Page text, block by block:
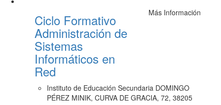
Ciclo Formativo
Administración de
Sistemas
Informáticos en
Red
Más Información
Instituto de Educación Secundaria DOMINGO
PÉREZ MINIK, CURVA DE GRACIA, 72, 38205